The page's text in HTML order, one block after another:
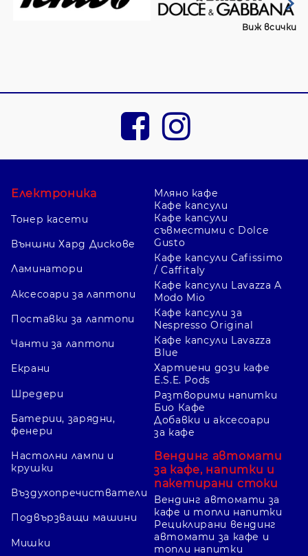
Виж всички
Електроника
Тонер касети
Външни Хард Дискове
Ламинатори
Аксесоари за лаптопи
Поставки за лаптопи
Чанти за лаптопи
Екрани
Шредери
Батерии, зарядни,
фенери
Настолни лампи и
крушки
Въздухопречистватели
Подвързващи машини
Мишки
Мляно кафе
Кафе капсули
Кафе капсули
съвместими с Dolce
Gusto
Кафе капсули Cafissimo
/ Caffitaly
Кафе капсули Lavazza A
Modo Mio
Кафе капсули за
Nespresso Original
Кафе капсули Lavazza
Blue
Хартиени дози кафе
E.S.E. Pods
Разтворими напитки
Био Кафе
Добавки и аксесоари
за кафе
Вендинг автомати
за кафе, напитки и
пакетирани стоки
Вендинг автомати за
кафе и топли напитки
Рециклирани вендинг
автомати за кафе и
топли напитки